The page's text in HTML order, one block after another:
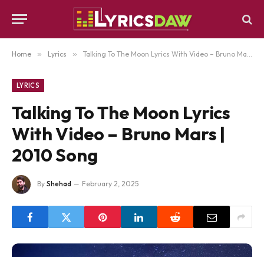
Home » Lyrics » Talking To The Moon Lyrics With Video – Bruno Mars | 2010 Song
LYRICS
Talking To The Moon Lyrics
With Video – Bruno Mars |
2010 Song
By Shehad February 2, 2025